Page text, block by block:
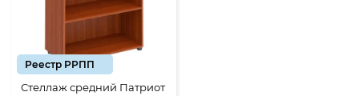
Реестр РРПП
Стеллаж средний Патриот